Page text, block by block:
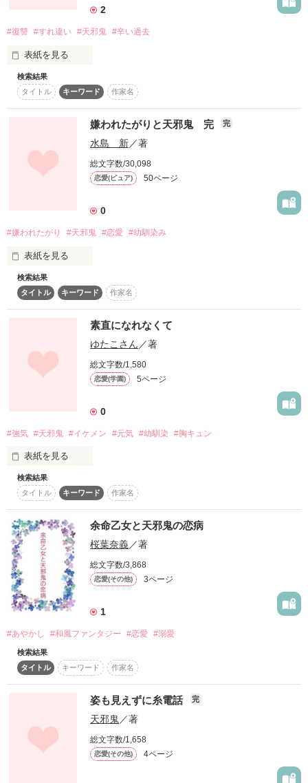
性懲りもなく息をする
｡.ꕤ
2020.12.29
作品を読む
「今と変わらず守り抜きます」
「私が仕えているのは椿お嬢様です」
「私はお嬢様がいないと生きていけません」
・
・
「もういいの！もういいかなって思えたの･･･！」
「バカだから仕方ないんじゃない？」
＊°＊°＊°＊°＊°
「桐谷くん、好きです！」
「声がデカすぎて迷惑なんだけど」
＊°＊°＊°＊°＊°
クールな君に、
今日もあたしの心臓は鳴り止みません！
「桐谷くんの為ならどこへでも飛んで行けます！」
「じゃあ遥か彼方へ飛んでって」
「桐谷くんを見てると心臓がドキドキしすぎて止まっちゃいそ
うなんです！」
「止まってくれていいよ。サヨウナラ」
こんな彼はいつか、
あたしに振り向いてくれるんでしょうか？
Special☆Thanks
2
#復讐 #すれ違い #天邪鬼 #辛い過去
表紙を見る
キミなら素敵な恋ができるよ
ボクの可愛いウサギちゃん
まだ恋をしたことのない２２歳
初めての恋のお相手は
危ない匂いのする危険な男
けれど気持ちは止められなくて……
俺は復讐を始める
何も知らずにへらへら笑う平和ボケした顔を
歪ませてやるんだ
松永莉緒　恋に夢みる　２２歳
黒田伶央　謎多き　２７歳
作品を読む
検索結果
タイトル
キーワード 作家名
嫌われたがりと天邪鬼 完 完
水島 新／著
総文字数/30,098
恋愛(ピュア) 50ページ
0
#嫌われたがり #天邪鬼 #恋愛 #幼馴染み
表紙を見る
わたしの幼馴染みは
ルックスは一級モデル並に極上で
そのくせ嫌われたがりの不器用で
どうしようもない変人だ
――Nachi
×
「じゃあ…っ、何でさっきからそんなに泣きそうなの…っ」
――Miyuki
何でもいいよ
そんな君の『特別』なら　何でもいいんだよ
「…だいっきらい」
検索結果
タイトル
キーワード 作家名
素直になれなくて
ゆたこさん ／著
総文字数/1,580
恋愛(学園) 5ページ
0
#強気 #天邪鬼 #イケメン #元気 #幼馴染 #胸キュン
表紙を見る
私には小さい頃からずっと好きな幼馴染がいる
でも、幼馴染の前では冷たい態度ばかりとってしまい喧嘩ばか
りもっと素直になりたくて
                 強気×天邪鬼
                  村山     紗枝
                 元気×一途
                  水谷     四季
      「ほっとけるかよ…バーカ」
どんどん好きになっていく…
作品を読む
検索結果
タイトル
キーワード 作家名
余命乙女と天邪鬼の恋病
桜葉奈義／著
総文字数/3,868
恋愛(その他) 3ページ
1
#あやかし #和風ファンタジー #恋愛 #溺愛
検索結果
タイトル
キーワード 作家名
姿も見えずに糸電話 完
天邪鬼／著
総文字数/1,658
恋愛(その他) 4ページ